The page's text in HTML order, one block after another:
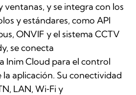
ventanas, y se integra con los
y estándares, como API
ONVIF y el sistema CCTV
se conecta
Inim Cloud para el control
aplicación. Su conectividad
LAN, Wi‑Fi y